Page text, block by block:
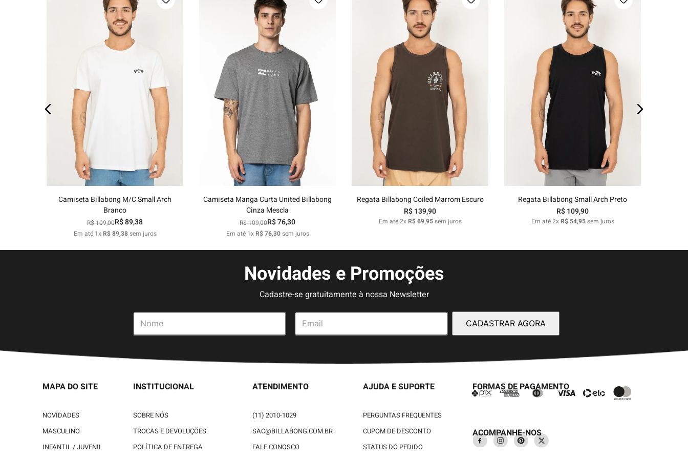
P
Adicionar ao carrinho
Camiseta Billabong M/C Small Arch
Branco
R$109,00R$89,38
Em até 1xR$89,38sem juros
P M GG
Adicionar ao carrinho
Camiseta Manga Curta United Billabong
Cinza Mescla
R$109,00R$76,30
Em até 1xR$76,30sem juros
P GG
Adicionar ao carrinho
Regata Billabong Coiled Marrom Escuro
R$139,90
Em até2xR$69,95sem juros
P GG
Adicionar ao carrinho
Regata Billabong Small Arch Preto
R$109,90
Em até2xR$ 54,95sem juros
Novidades e Promoções
Cadastre-se gratuitamente à nossa Newsletter
CADASTRAR AGORA
MAPA DO SITE
NOVIDADES
MASCULINO
INFANTIL / JUVENIL
INSTITUCIONAL
SOBRE NÓS
TROCAS E DEVOLUÇÕES
POLÍTICA DE ENTREGA
ATENDIMENTO
(11) 2010-1029
SAC@BILLABONG.COM.BR
FALE CONOSCO
AJUDA E SUPORTE
PERGUNTAS FREQUENTES
CUPOM DE DESCONTO
STATUS DO PEDIDO
FORMAS DE PAGAMENTO
ACOMPANHE-NOS